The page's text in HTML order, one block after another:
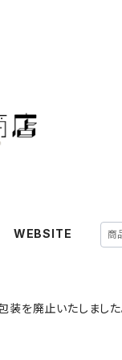
WEBSITE
装を廃止いたしました